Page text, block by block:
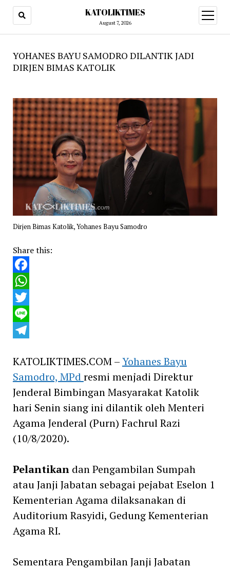
KATOLIKTIMES
August 7, 2026
open
menu
YOHANES BAYU SAMODRO DILANTIK JADI
DIRJEN BIMAS KATOLIK
Dirjen Bimas Katolik, Yohanes Bayu Samodro
Share this:
Facebook
WhatsApp
Twitter
Line
KATOLIKTIMES.COM –Yohanes Bayu
Samodro, MPd resmi menjadi Direktur
Jenderal Bimbingan Masyarakat Katolik
hari Senin siang ini dilantik oleh Menteri
Agama Jenderal (Purn) Fachrul Razi
(10/8/2020).
Pelantikandan Pengambilan Sumpah
atau Janji Jabatan sebagai pejabat Eselon 1
Kementerian Agama dilaksanakan di
Auditorium Rasyidi, Gedung Kementerian
Agama RI.
Sementara Pengambilan Janji Jabatan